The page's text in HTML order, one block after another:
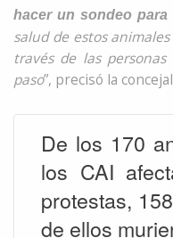
hacer un sondeo para
salud de estos
través de las
paso”, precisó la
De los 170
los CAI
protestas,
de ellos